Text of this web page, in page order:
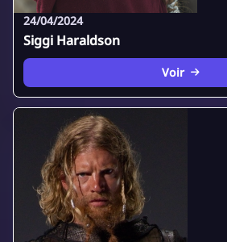
24/04/2024
Siggi Haraldson
Voir